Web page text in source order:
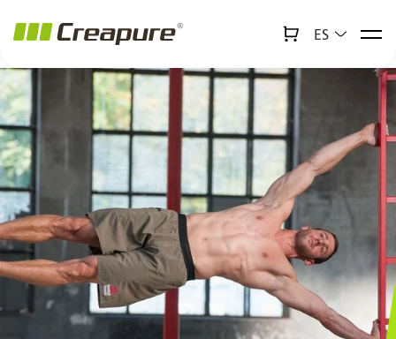
ES
Creabot ↻ x